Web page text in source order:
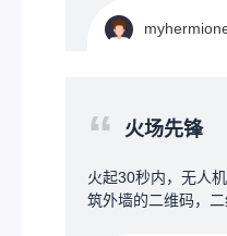
加上屏幕及按键用
以远程取消烧水、
要记几百上千种物
高。创意方案一个
端，挂在仓库或货
接标注货物在哪排
说：“帮我找一下墙
丝”，AI立刻匹配到
“ 火场先锋
火起30秒内，无人
筑外墙的二维码，二